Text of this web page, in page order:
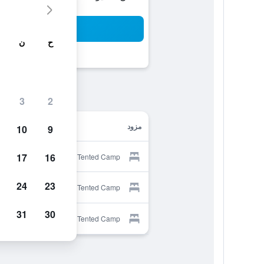
مزود
Provider for Olumara Tented Camp
Provider for Olumara Tented Camp
Provider for Olumara Tented Camp
ح ن
2
3
9
10
16
17
23
24
30
31